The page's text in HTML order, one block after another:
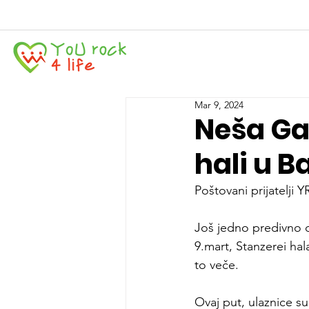
Neša
hali u
Mar 9, 2024
Poštovani prijatelji
Još jedno predivno
9.mart, Stanzerei
to veče.
Ovaj put, ulaznice